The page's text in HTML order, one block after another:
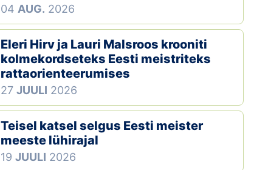
Koondised
Tule klubisse!
Tulemused
Dokumendid
Klubid
Suletud maastikud
04 AUG. 2026
Eleri Hirv ja Lauri Malsroos krooniti
kolmekordseteks Eesti meistriteks
rattaorienteerumises
27 JUULI 2026
Teisel katsel selgus Eesti meister
meeste lühirajal
19 JUULI 2026